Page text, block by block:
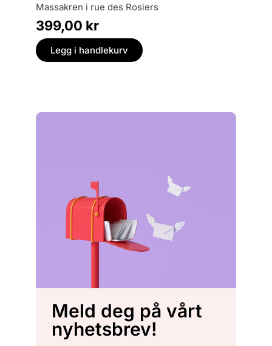
massakren i rue des Rosiers
399,00 kr
Legg i handlekurv
Meld deg på vårt
nyhetsbrev!